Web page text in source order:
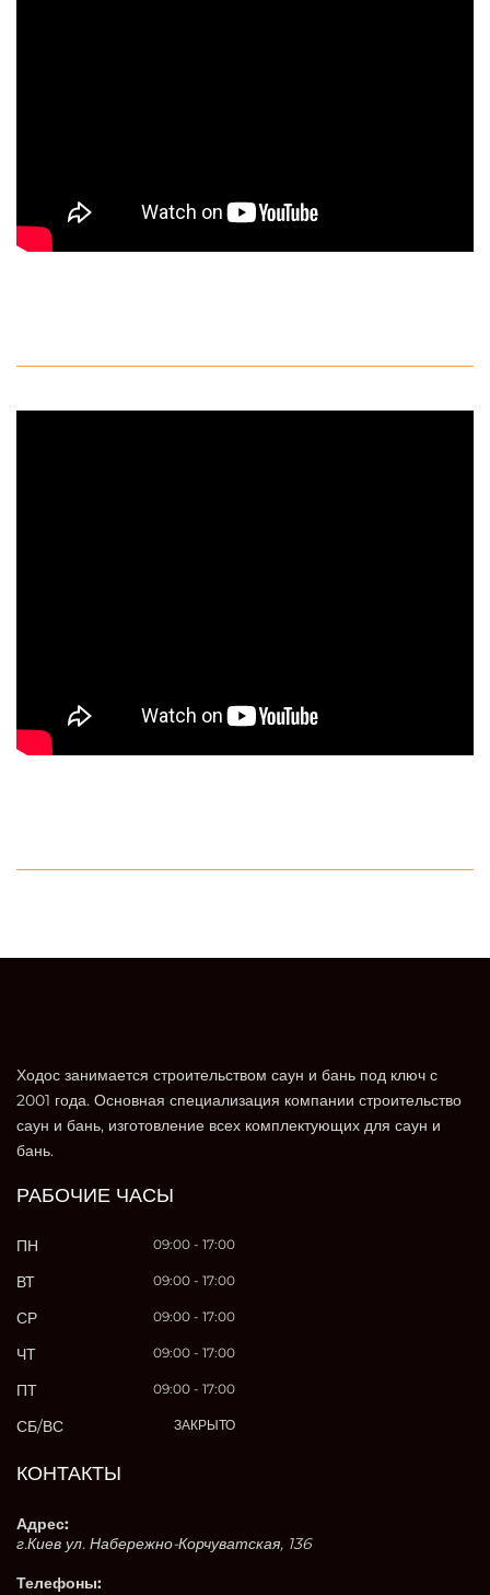
Ходос занимается строительством саун и бань под ключ с
2001 года. Основная специализация компании строительство
саун и бань, изготовление всех комплектующих для саун и
бань.
РАБОЧИЕ ЧАСЫ
ПН 09:00 - 17:00
ВТ 09:00 - 17:00
СР 09:00 - 17:00
ЧТ 09:00 - 17:00
ПТ 09:00 - 17:00
СБ/ВС ЗАКРЫТО
КОНТАКТЫ
Адрес:
г.Киев ул. Набережно-Корчуватская, 136
Телефоны: